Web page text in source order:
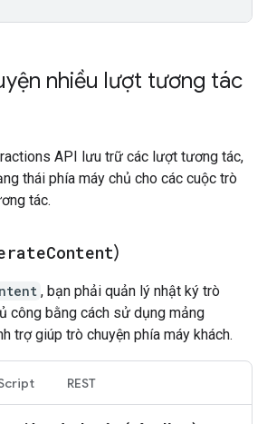
nhiều lượt tương tác
API lưu trữ các lượt tương tác,
thái phía máy chủ cho các cuộc trò
tác.
Content)
, bạn phải quản lý nhật ký trò
công bằng cách sử dụng mảng
trợ giúp trò chuyện phía máy khách.
REST